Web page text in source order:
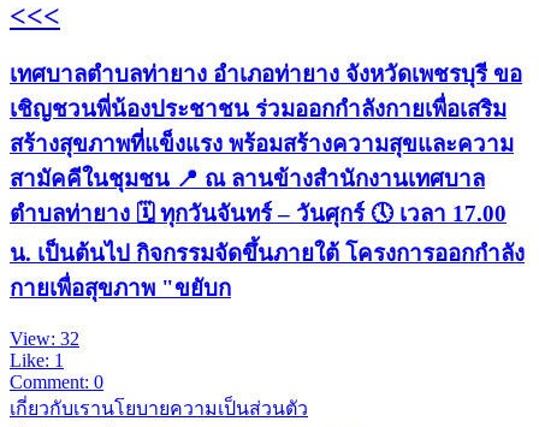
<<<
เทศบาลตำบลท่ายาง อำเภอท่ายาง จังหวัดเพชรบุรี ขอ
เชิญชวนพี่น้องประชาชน ร่วมออกกำลังกายเพื่อเสริม
สร้างสุขภาพที่แข็งแรง พร้อมสร้างความสุขและความ
สามัคคีในชุมชน 📍 ณ ลานข้างสำนักงานเทศบาล
ตำบลท่ายาง 🗓 ทุกวันจันทร์ – วันศุกร์ 🕔 เวลา 17.00
น. เป็นต้นไป กิจกรรมจัดขึ้นภายใต้ โครงการออกกำลัง
กายเพื่อสุขภาพ "ขยับก
View: 32
Like: 1
Comment: 0
เกี่ยวกับเรานโยบายความเป็นส่วนตัว